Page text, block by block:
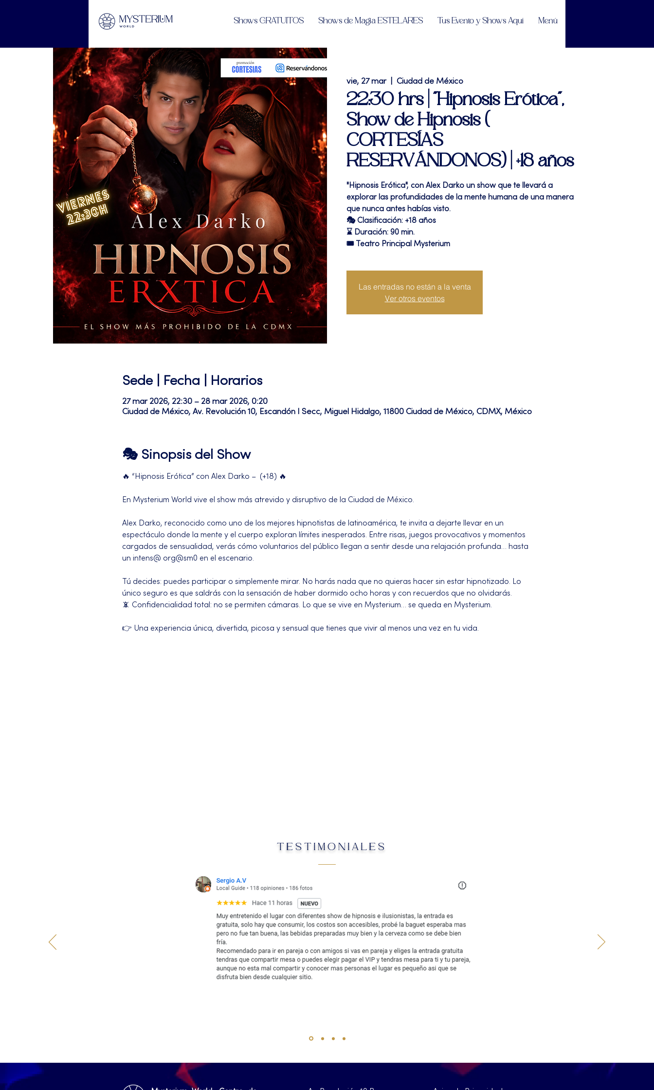
Shows GRATUITOS Shows de Magia ESTELARES Tus Evento y Shows Aquí Menú
vie, 27 mar
  |
Ciudad de México
22:30 hrs | "Hipnosis Erótica",
Show de Hipnosis (
CORTESÍAS
RESERVÁNDONOS) | +18 años
"Hipnosis Erótica", con Alex Darko un show que te llevará a
explorar las profundidades de la mente humana de una manera
que nunca antes habías visto.
🎭 Clasificación: +18 años
⌛ Duración: 90 min.
🎟 Teatro Principal Mysterium
Las entradas no están a la venta
Ver otros eventos
Sede | Fecha | Horarios
27 mar 2026, 22:30 – 28 mar 2026, 0:20
Ciudad de México, Av. Revolución 10, Escandón I Secc, Miguel Hidalgo, 11800 Ciudad de México, CDMX, México
🎭 Sinopsis del Show
🔥 “Hipnosis Erótica” con Alex Darko –  (+18) 🔥
En Mysterium World vive el show más atrevido y disruptivo de la Ciudad de México.
Alex Darko, reconocido como uno de los mejores hipnotistas de latinoamérica, te invita a dejarte llevar en un
espectáculo donde la mente y el cuerpo exploran límites inesperados. Entre risas, juegos provocativos y momentos
cargados de sensualidad, verás cómo voluntarios del público llegan a sentir desde una relajación profunda… hasta
un intens@ org@sm0 en el escenario.
Tú decides: puedes participar o simplemente mirar. No harás nada que no quieras hacer sin estar hipnotizado. Lo
único seguro es que saldrás con la sensación de haber dormido ocho horas y con recuerdos que no olvidarás.
📵 Confidencialidad total: no se permiten cámaras. Lo que se vive en Mysterium… se queda en Mysterium.
👉 Una experiencia única, divertida, picosa y sensual que tienes que vivir al menos una vez en tu vida.
TESTIMONIALES